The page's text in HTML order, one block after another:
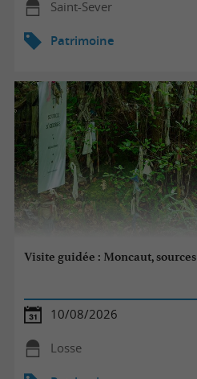
Saint-Sever
Patrimoine
Visite guidée : Moncaut,
10/08/2026
Losse